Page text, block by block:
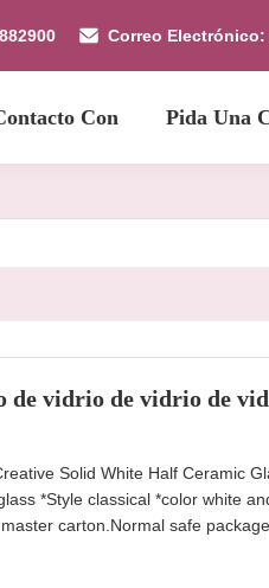
Correo
Con Pida Una
de vidrio de vidrio de
Solid White Half Ceramic
*Style classical *color white
carton.Normal safe
control. We provide top